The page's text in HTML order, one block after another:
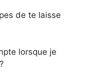
de te laisse
lorsque je